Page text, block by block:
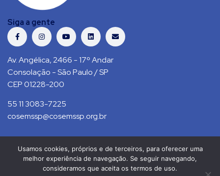
Siga a gente
Av. Angélica, 2466 - 17º Andar
Consolação - São Paulo / SP
CEP 01228-200
55 11 3083-7225
cosemssp@cosemssp.org.br
Política de Privacidade Contato
Usamos cookies, próprios e de terceiros, para oferecer uma
melhor experiência de navegação. Se seguir navegando,
consideramos que aceita os termos de uso.